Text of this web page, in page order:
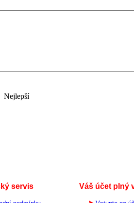
Nejlepší
servis Váš účet plný